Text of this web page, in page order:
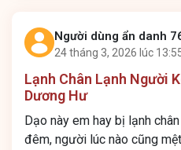
Người dùng ẩn danh
24 tháng 3, 2026 lúc
Lạnh Chân Lạnh Người
Dương Hư
Dạo này em hay bị lạnh
đêm, người lúc nào cũng